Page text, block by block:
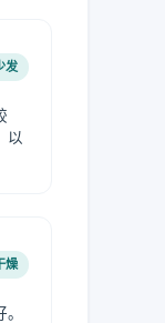
发
以
燥